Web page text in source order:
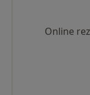
Online